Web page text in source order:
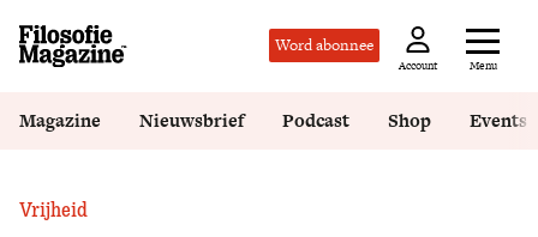
Word abonnee
Account Menu
Magazine Nieuwsbrief Podcast Shop Events
Vrijheid